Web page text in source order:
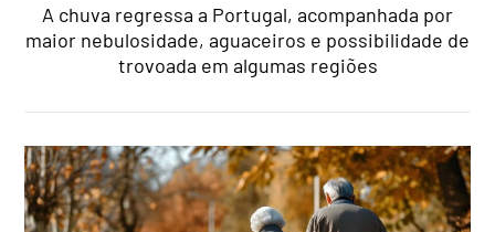
A chuva regressa a Portugal, acompanhada por
maior nebulosidade, aguaceiros e possibilidade de
trovoada em algumas regiões